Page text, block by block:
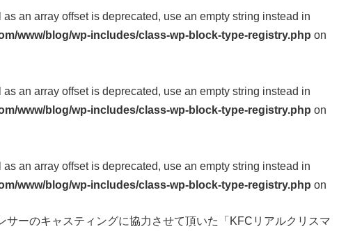
as an array offset is deprecated, use an empty string instead in
www/blog/wp-includes/class-wp-block-type-registry.php on
as an array offset is deprecated, use an empty string instead in
www/blog/wp-includes/class-wp-block-type-registry.php on
as an array offset is deprecated, use an empty string instead in
www/blog/wp-includes/class-wp-block-type-registry.php on
サーのキャスティングに協力させて頂いた「KFCリアルクリスマ